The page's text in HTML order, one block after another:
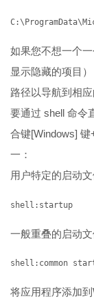
如果您不想一个
显示隐藏的项目
路径以导航到相应
要通过 shell 命令
合键[Windows] 键
一：
用户特定的启动文
shell:startup
一般重叠的启动文
shell:common
将应用程序添加